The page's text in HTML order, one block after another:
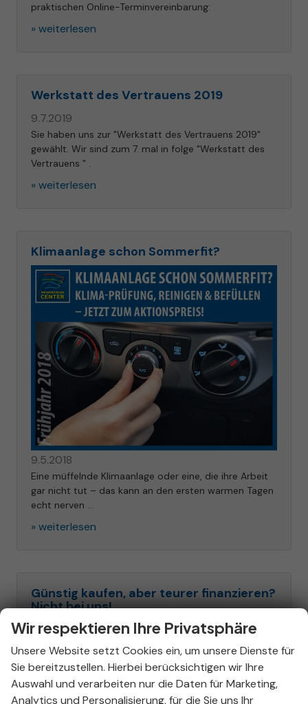
praktischen Online-Terminvereinbarung:
» weiterlesen
Werkstatt des Vertrauens 2019
9.7.2019
Sie haben uns zur "Werkstatt des Vertrauens 2019"
gewählt. Wir sind zum 7. mal in folge "Werkstatt des
Vertrauens " .
» weiterlesen
Klimaanlage schon Sommerfit?
9.5.2018
Eine müffelnde Klimaanlage oder eine, die ihre Arbeit
gar nicht tut – das kann an den ersten warmen Tagen
echt nerven …
» weiterlesen
Günstig kaufen, aber teurer finanzieren?
Nicht bei uns!
Wir respektieren Ihre Privatsphäre
Unsere Website setzt Cookies ein, um unsere Dienste für
Sie bereitzustellen. Hierbei berücksichtigen wir Ihre
Auswahl und verarbeiten nur die Daten für Marketing,
Analytics und Personalisierung, für die Sie uns Ihr